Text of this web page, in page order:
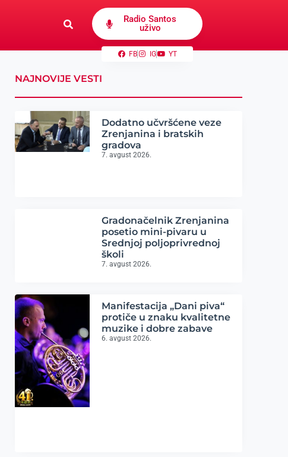
Radio Santos
uživo
FB IG YT
NAJNOVIJE VESTI
Dodatno učvršćene veze
Zrenjanina i bratskih
gradova
7. avgust 2026.
Gradonačelnik Zrenjanina
posetio mini-pivaru u
Srednjoj poljoprivrednoj
školi
7. avgust 2026.
Manifestacija „Dani piva“
protiče u znaku kvalitetne
muzike i dobre zabave
6. avgust 2026.